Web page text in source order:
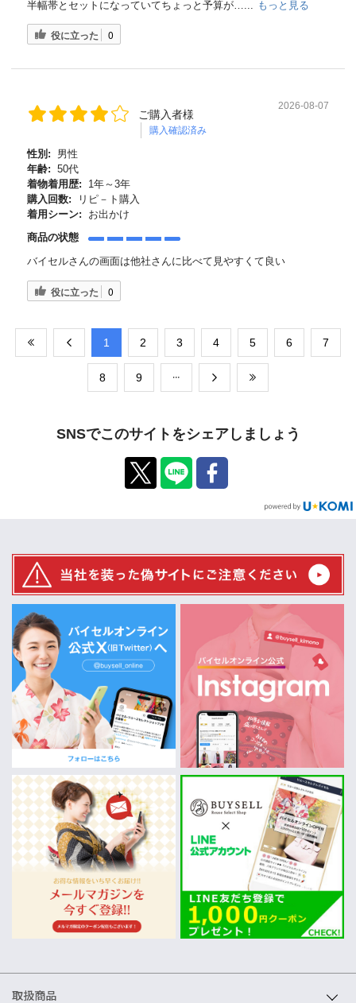
半幅帯とセットになっていてちょっと予算が…...
もっと見る
役に立った 0
ご購入者様
購入確認済み
2026-08-07
性別:
男性
年齢: 50代
着物着用歴:
1年～3年
購入回数:
リピ－ト購入
着用シーン:
お出かけ
商品の状態
バイセルさんの画面は他社さんに比べて見やすくて良い
役に立った 0
​1 ​2 ​3 ​4 ​5 ​6 ​7
​8 ​9
SNSでこのサイトをシェアしましょう
取扱商品